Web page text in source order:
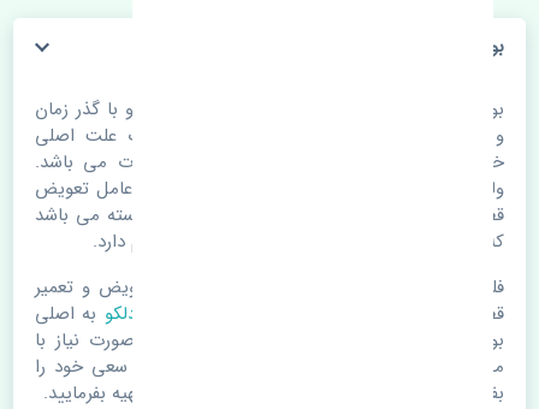
بوبین دلکو سانگ یانگ کایرون چین
بوبین دلکو سانگ یانگ کایرون چین. قطعات خودرو با گذر زمان
و طی مسافت مستحلک می شوند. اغلب اوقات علت اصلی
خرابی لوازم یدکی اتومبیل مستحلک شدن قطعات می باشد.
ولی دلایلی مثل تصادفات و حوادث نیز می تواند عامل تعویض
قطعات یدکی باشد. خودرو مجموعه ای به هم پیوسته می باشد
که هر قطعه روی قطعه یا قطعات دیگر تاثیر مستقیم دارد.
فلذا در صورت خرابی در اسرع زمان نسبت به تعویض و تعمیر
قطعات یدکی اقدام فرمایید. در زمان
خرید بوبین دلکو به اصلی
بودن و کیفیت قطعات بسیار توجه بفرمایید. در صورت نیاز با
مکانیک و کارشناسان در این زمینه مشورت کنید. سعی خود را
بفرمایید تا قطعات یدکی را از فروشگاه های معتبر تهیه بفرمایید.